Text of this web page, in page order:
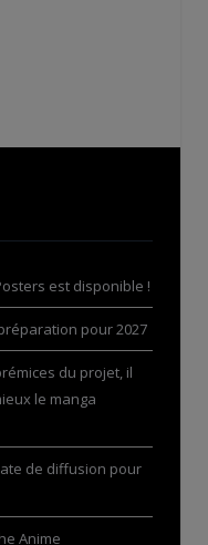
est disponible !
pour 2027
du projet, il
le manga
de diffusion pour
Anime